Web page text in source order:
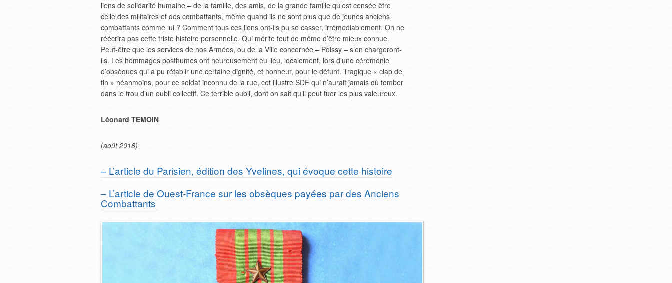
liens de solidarité humaine – de la famille, des amis, de la grande famille qu’est censée être
celle des militaires et des combattants, même quand ils ne sont plus que de jeunes anciens
combattants comme lui ? Comment tous ces liens ont-ils pu se casser, irrémédiablement. On ne
réécrira pas cette triste histoire personnelle. Qui mérite tout de même d’être mieux connue.
Peut-être que les services de nos Armées, ou de la Ville concernée – Poissy – s’en chargeront-
ils. Les hommages posthumes ont heureusement eu lieu, localement, lors d’une cérémonie
d’obsèques qui a pu rétablir une certaine dignité, et honneur, pour le défunt. Tragique « clap de
fin » néanmoins, pour ce soldat inconnu de la rue, cet illustre SDF qui n’aurait jamais dù tomber
dans le trou d’un oubli collectif. Ce terrible oubli, dont on sait qu’il peut tuer les plus valeureux.
Léonard TEMOIN
(août 2018)
– L’article du Parisien, édition des Yvelines, qui évoque cette histoire
– L’article de Ouest-France sur les obsèques payées par des Anciens
Combattants